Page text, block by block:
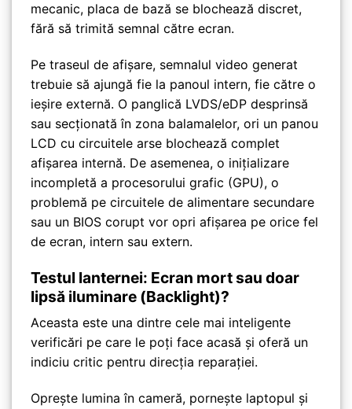
mecanic, placa de bază se blochează discret,
fără să trimită semnal către ecran.
Pe traseul de afișare, semnalul video generat
trebuie să ajungă fie la panoul intern, fie către o
ieșire externă. O panglică LVDS/eDP desprinsă
sau secționată în zona balamalelor, ori un panou
LCD cu circuitele arse blochează complet
afișarea internă. De asemenea, o inițializare
incompletă a procesorului grafic (GPU), o
problemă pe circuitele de alimentare secundare
sau un BIOS corupt vor opri afișarea pe orice fel
de ecran, intern sau extern.
Testul lanternei: Ecran mort sau doar
lipsă iluminare (Backlight)?
Aceasta este una dintre cele mai inteligente
verificări pe care le poți face acasă și oferă un
indiciu critic pentru direcția reparației.
Oprește lumina în cameră, pornește laptopul și